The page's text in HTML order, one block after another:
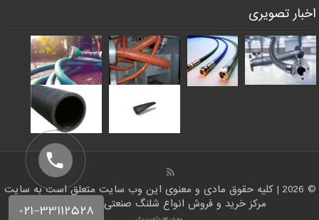
اخبار تصویری
© 2026 | کلیه حقوق مادی و معنوی این وب سایت متعلق است به سایت
مرکز خرید و فروش انواع شلنگ صنعتی | شلنگ من